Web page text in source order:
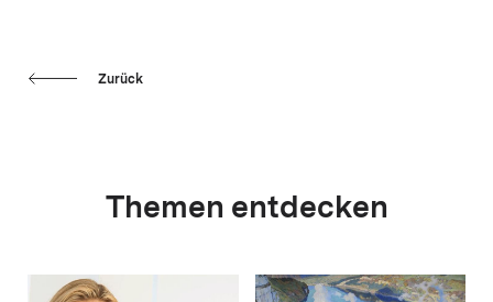
Zurück
Themen entdecken